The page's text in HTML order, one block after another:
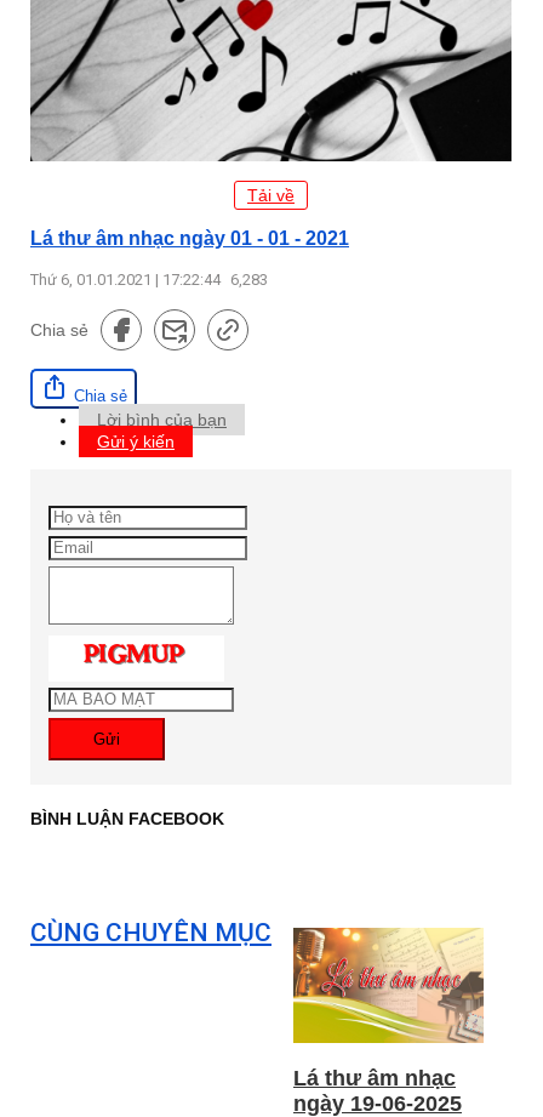
Tải về
Lá thư âm nhạc ngày 01 - 01 - 2021
Thứ 6, 01.01.2021 | 17:22:44 6,283
Chia sẻ
Chia sẻ
Lời bình của bạn
Gửi ý kiến
Gửi
BÌNH LUẬN FACEBOOK
CÙNG CHUYÊN MỤC
Lá thư âm nhạc
ngày 19-06-2025